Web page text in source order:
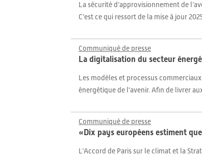
La sécurité d’approvisionnement de
C’est ce qui ressort de la mise à jour
Communiqué de presse
La digitalisation du secteur
Les modèles et processus
énergétique de l'avenir. Afin de livrer
Communiqué de presse
«Dix pays européens estiment
L’Accord de Paris sur le climat et la